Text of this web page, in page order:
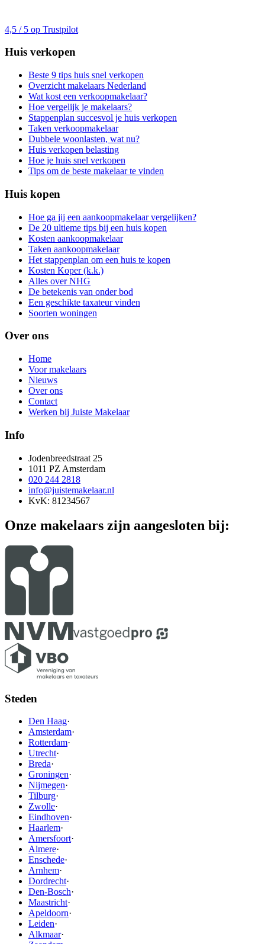
4,5 / 5 op Trustpilot
Huis verkopen
Beste 9 tips huis snel verkopen
Overzicht makelaars Nederland
Wat kost een verkoopmakelaar?
Hoe vergelijk je makelaars?
Stappenplan succesvol je huis verkopen
Taken verkoopmakelaar
Dubbele woonlasten, wat nu?
Huis verkopen belasting
Hoe je huis snel verkopen
Tips om de beste makelaar te vinden
Huis kopen
Hoe ga jij een aankoopmakelaar vergelijken?
De 20 ultieme tips bij een huis kopen
Kosten aankoopmakelaar
Taken aankoopmakelaar
Het stappenplan om een huis te kopen
Kosten Koper (k.k.)
Alles over NHG
De betekenis van onder bod
Een geschikte taxateur vinden
Soorten woningen
Over ons
Home
Voor makelaars
Nieuws
Over ons
Contact
Werken bij Juiste Makelaar
Info
Jodenbreedstraat 25
1011 PZ Amsterdam
020 244 2818
info@juistemakelaar.nl
KvK: 81234567
Onze makelaars zijn aangesloten bij:
Steden
Den Haag·
Amsterdam·
Rotterdam·
Utrecht·
Breda·
Groningen·
Nijmegen·
Tilburg·
Zwolle·
Eindhoven·
Haarlem·
Amersfoort·
Almere·
Enschede·
Arnhem·
Dordrecht·
Den-Bosch·
Maastricht·
Apeldoorn·
Leiden·
Alkmaar·